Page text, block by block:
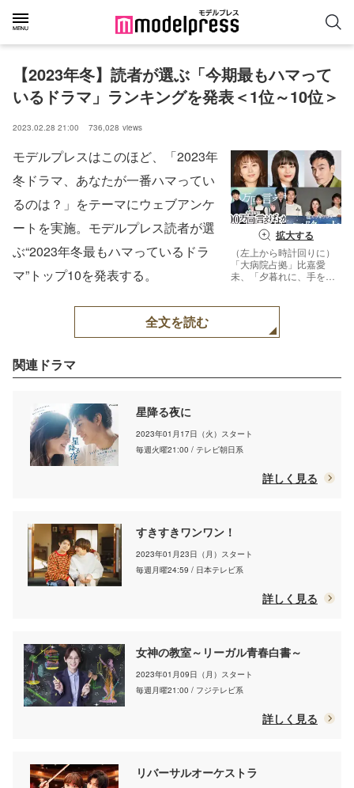
【2023年冬】読者が選ぶ「今期最もハマって
いるドラマ」ランキングを発表＜1位～10位＞
2023.02.28 21:00 736,028 views
拡大する
（左上から時計回りに）
「大病院占拠」比嘉愛
未、「夕暮れに、手をつ
る夜に」ディーン・フジ
匠海、「100万回 言えば
モデルプレスはこのほど、「2023年
冬ドラマ、あなたが一番ハマってい
るのは？」をテーマにウェブアンケ
ートを実施。モデルプレス読者が選
ぶ“2023年冬最もハマっているドラ
マ”トップ10を発表する。
全文を読む
関連ドラマ
星降る夜に
2023年01月17日（火）スタート
毎週火曜21:00 / テレビ朝日系
詳しく見る
すきすきワンワン！
2023年01月23日（月）スタート
毎週月曜24:59 / 日本テレビ系
詳しく見る
女神の教室～リーガル青春白書～
2023年01月09日（月）スタート
毎週月曜21:00 / フジテレビ系
詳しく見る
リバーサルオーケストラ